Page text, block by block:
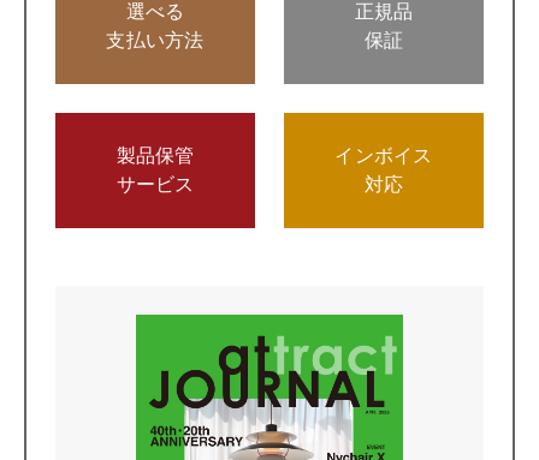
選べる
支払い方法
正規品
保証
製品保管
サービス
インボイス
対応